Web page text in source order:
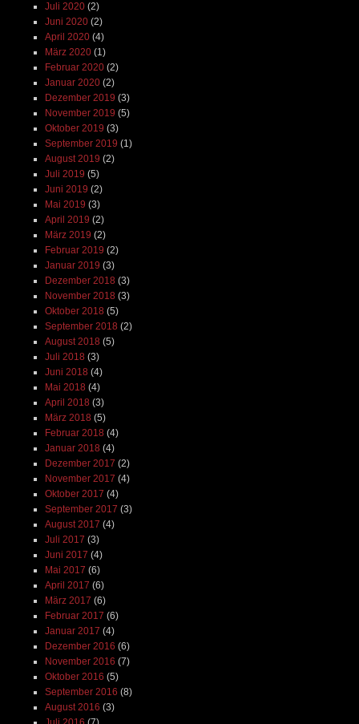
Juli 2020(2)
Juni 2020(2)
April 2020(4)
März 2020(1)
Februar 2020(2)
Januar 2020(2)
Dezember 2019 (3)
November 2019 (5)
Oktober 2019 (3)
September 2019 (1)
August 2019 (2)
Juli 2019 (5)
Juni 2019 (2)
Mai 2019 (3)
April 2019 (2)
März 2019 (2)
Februar 2019 (2)
Januar 2019 (3)
Dezember 2018 (3)
November 2018 (3)
Oktober 2018 (5)
September 2018 (2)
August 2018 (5)
Juli 2018 (3)
Juni 2018 (4)
Mai 2018 (4)
April 2018 (3)
März 2018 (5)
Februar 2018 (4)
Januar 2018 (4)
Dezember 2017 (2)
November 2017 (4)
Oktober 2017 (4)
September 2017 (3)
August 2017 (4)
Juli 2017 (3)
Juni 2017 (4)
Mai 2017 (6)
April 2017 (6)
März 2017 (6)
Februar 2017 (6)
Januar 2017 (4)
Dezember 2016 (6)
November 2016 (7)
Oktober 2016 (5)
September 2016 (8)
August 2016 (3)